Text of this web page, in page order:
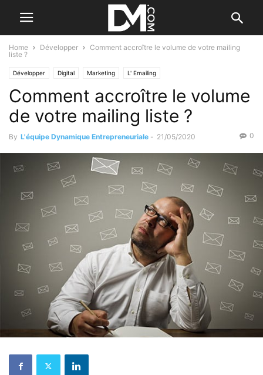
Home Développer
Comment accroître le volume de votre mailing
liste ?
Développer Digital Marketing L' Emailing
Comment accroître le volume
de votre mailing liste ?
By L'équipe Dynamique Entrepreneuriale - 21/05/2020 0